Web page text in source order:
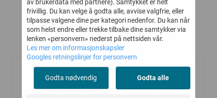
Kunder kjøpte også
-50% -40%
av brukerdata med partnere). Samtykket er helt
frivillig. Du kan velge å godta alle, avvise valgfrie, eller
tilpasse valgene dine per kategori nedenfor. Du kan når
som helst endre eller trekke tilbake dine samtykker via
lenken «personvern» nederst på nettsiden vår.
Les mer om informasjonskapsler
Googles retningslinjer for personvern
Godta nødvendig Godta alle